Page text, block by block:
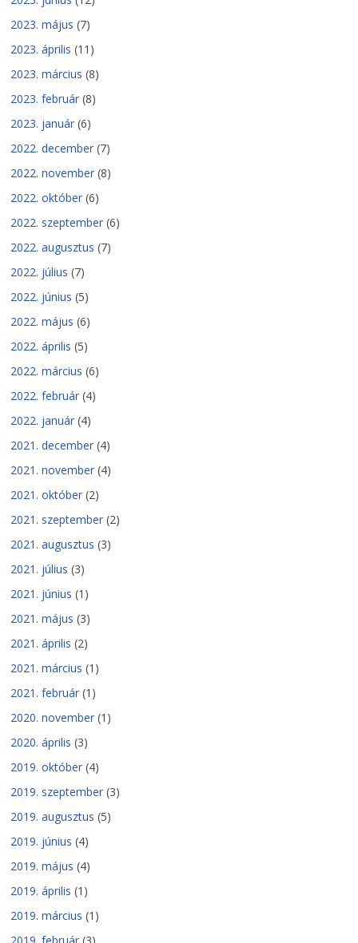
2023. május (7)
2023. április (11)
2023. március (8)
2023. február (8)
2023. január (6)
2022. december (7)
2022. november (8)
2022. október (6)
2022. szeptember (6)
2022. augusztus (7)
2022. július (7)
2022. június (5)
2022. május (6)
2022. április (5)
2022. március (6)
2022. február (4)
2022. január (4)
2021. december (4)
2021. november (4)
2021. október (2)
2021. szeptember (2)
2021. augusztus (3)
2021. július (3)
2021. június (1)
2021. május (3)
2021. április (2)
2021. március (1)
2021. február (1)
2020. november (1)
2020. április (3)
2019. október (4)
2019. szeptember (3)
2019. augusztus (5)
2019. június (4)
2019. május (4)
2019. április (1)
2019. március (1)